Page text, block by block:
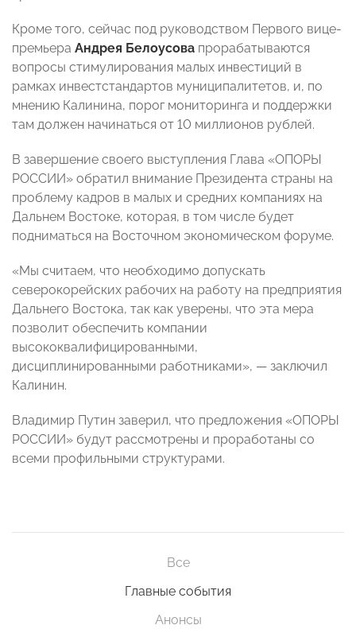
Кроме того, сейчас под руководством Первого вице-
премьера Андрея Белоусова прорабатываются
вопросы стимулирования малых инвестиций в
рамках инвестстандартов муниципалитетов, и, по
мнению Калинина, порог мониторинга и поддержки
там должен начинаться от 10 миллионов рублей.
В завершение своего выступления Глава «ОПОРЫ
РОССИИ» обратил внимание Президента страны на
проблему кадров в малых и средних компаниях на
Дальнем Востоке, которая, в том числе будет
подниматься на Восточном экономическом форуме.
«Мы считаем, что необходимо допускать
северокорейских рабочих на работу на предприятия
Дальнего Востока, так как уверены, что эта мера
позволит обеспечить компании
высококвалифицированными,
дисциплинированными работниками», — заключил
Калинин.
Владимир Путин заверил, что предложения «ОПОРЫ
РОССИИ» будут рассмотрены и проработаны со
всеми профильными структурами.
Все
Главные события
Анонсы